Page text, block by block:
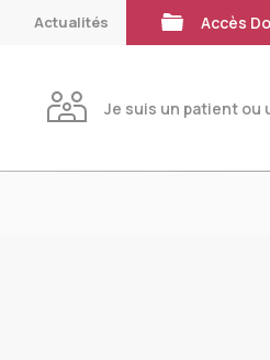
Actualités Accès
Je suis un patient ou